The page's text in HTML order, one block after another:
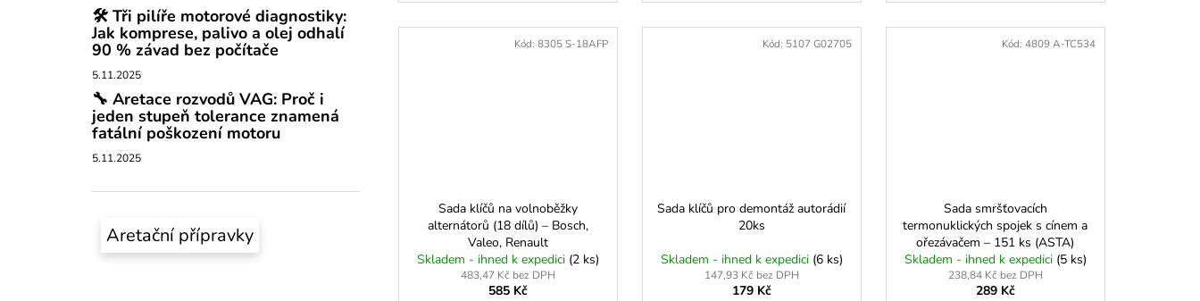
🛠️ Tři pilíře motorové diagnostiky:
Jak komprese, palivo a olej odhalí
90 % závad bez počítače
5.11.2025
🔧 Aretace rozvodů VAG: Proč i
jeden stupeň tolerance znamená
fatální poškození motoru
5.11.2025
Aretační přípravky
Sada klíčů na volnoběžky
alternátorů (18 dílů) – Bosch,
Valeo, Renault
Skladem - ihned k expedici (2 ks)
483,47 Kč bez DPH
585 Kč
Kód:8305 S-18AFP
Sada klíčů pro demontáž autorádií
20ks
Skladem - ihned k expedici (6 ks)
147,93 Kč bez DPH
179 Kč
Kód: 5107 G02705
Sada smršťovacích
termonuklických spojek s cínem a
ořezávačem – 151 ks (ASTA)
Skladem - ihned k expedici (5 ks)
238,84 Kč bez DPH
289 Kč
Kód: 4809 A-TC534